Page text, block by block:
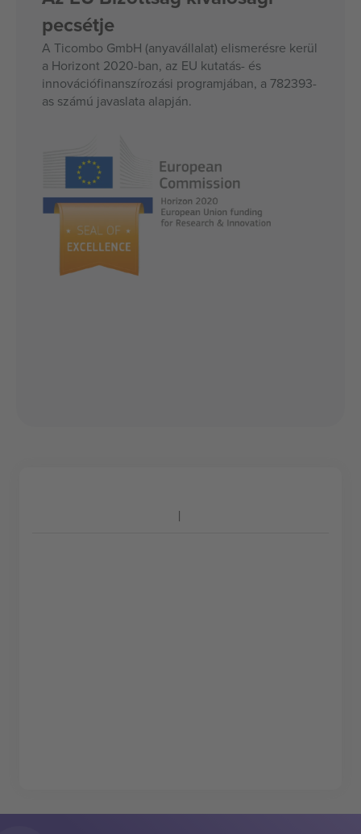
pecsétje
A Ticombo GmbH (anyavállalat) elismerésre kerül
a Horizont 2020-ban, az EU kutatás- és
innovációfinanszírozási programjában, a 782393-
as számú javaslata alapján.